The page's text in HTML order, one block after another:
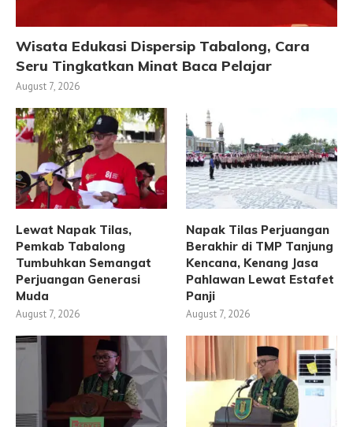
Wisata Edukasi Dispersip Tabalong, Cara
Seru Tingkatkan Minat Baca Pelajar
August 7, 2026
Lewat Napak Tilas,
Pemkab Tabalong
Tumbuhkan Semangat
Perjuangan Generasi
Muda
August 7, 2026
Napak Tilas Perjuangan
Berakhir di TMP Tanjung
Kencana, Kenang Jasa
Pahlawan Lewat Estafet
Panji
August 7, 2026